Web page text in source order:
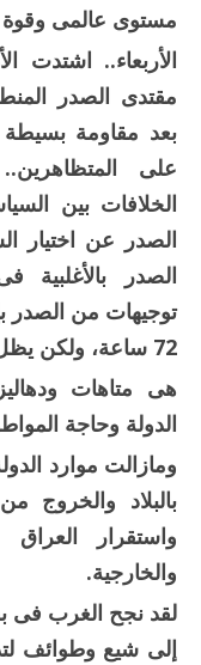
مستوى عالمى وقوة
الأربعاء..اشتدت
مقتدى الصدر
بعد مقاومة بسيطة
على
الخلافات بين
الصدر عن اختيار
الصدر بالأغلبية
توجيهات من الصدر
72 ساعة، ولكن يظل الاعتصام بالخارج.
هى متاهات
الدولة وحاجة
ومازالت موارد
بالبلاد والخروج
واستقرار العراق
والخارجية.
لقد نجح الغرب فى
إلى شيع وطوائف